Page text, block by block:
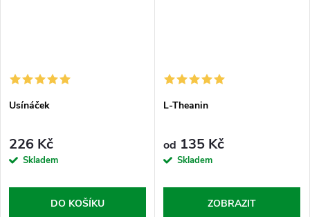
Usínáček
226 Kč
Skladem
DO KOŠÍKU
L-Theanin
od 135 Kč
Skladem
ZOBRAZIT